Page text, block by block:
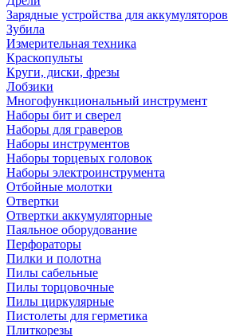
Зарядные устройства для аккумуляторов
Зубила
Измерительная техника
Краскопульты
Круги, диски, фрезы
Лобзики
Многофункциональный инструмент
Наборы бит и сверел
Наборы для граверов
Наборы инструментов
Наборы торцевых головок
Наборы электроинструмента
Отбойные молотки
Отвертки
Отвертки аккумуляторные
Паяльное оборудование
Перфораторы
Пилки и полотна
Пилы сабельные
Пилы торцовочные
Пилы циркулярные
Пистолеты для герметика
Плиткорезы